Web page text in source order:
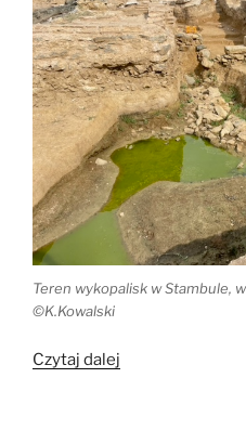
Teren wykopalisk w Stambule,
©K.Kowalski
Czytaj dalej